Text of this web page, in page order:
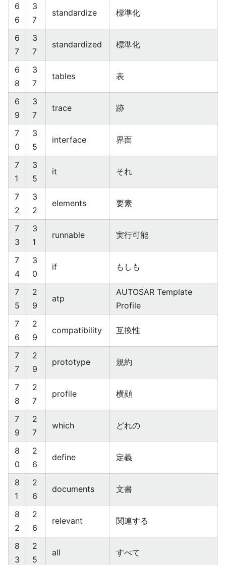
6
6
3
7
standardize 標準化
6
7
3
7
standardized 標準化
6
8
3
7
tables 表
6
9
3
7
trace 跡
7
0
3
5
interface 界面
7
1
3
5
it それ
7
2
3
2
elements 要素
7
3
3
1
runnable 実行可能
7
4
3
0
if もしも
7
5
2
9
atp
AUTOSAR Template
Profile
7
6
2
9
compatibility 互換性
7
7
2
9
prototype 規約
7
8
2
7
profile 横顔
7
9
2
7
which どれの
8
0
2
6
define 定義
8
1
2
6
documents 文書
8
2
2
6
relevant 関連する
8
3
2
5
all すべて